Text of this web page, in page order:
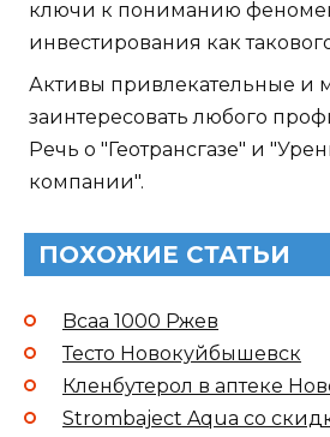
ключи к пониманию
инвестирования как
Активы привлекательные и
заинтересовать любого
Речь о "Геотрансгазе" и
компании".
ПОХОЖИЕ СТАТЬИ
Bcaa 1000 Ржев
Тесто Новокуйбышевск
Кленбутерол в аптеке
Strombaject Aqua со